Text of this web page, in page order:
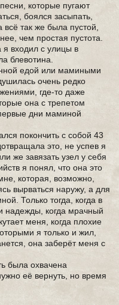
которые пугают
боялся засыпать,
так же была пустой,
чем простая пустота.
я входил с улицы в
блевотина.
едой или мамиными
очень редко
где-то даже
она с трепетом
дни маминой
покончить с собой 43
это, не успев я
же завязать узел у себя
я понял, что она это
которая, возможно,
вырваться наружу, а для
Только тогда, когда в
надежды, когда мрачный
меня, когда плохие
я только и жил,
она заберёт меня с
была охвачена
её вернуть, но время